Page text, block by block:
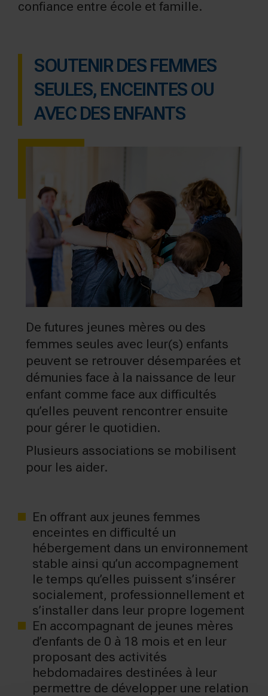
confiance entre école et famille.
SOUTENIR DES FEMMES
SEULES, ENCEINTES OU
AVEC DES ENFANTS
De futures jeunes mères ou des
femmes seules avec leur(s) enfants
peuvent se retrouver désemparées et
démunies face à la naissance de leur
enfant comme face aux difficultés
qu’elles peuvent rencontrer ensuite
pour gérer le quotidien.
Plusieurs associations se mobilisent
pour les aider.
En offrant aux jeunes femmes
enceintes en difficulté un
hébergement dans un environnement
stable ainsi qu’un accompagnement
le temps qu’elles puissent s’insérer
socialement, professionnellement et
s’installer dans leur propre logement
En accompagnant de jeunes mères
d’enfants de 0 à 18 mois et en leur
proposant des activités
hebdomadaires destinées à leur
permettre de développer une relation